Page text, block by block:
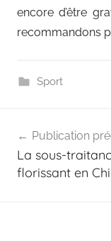
encore d’être
recommandons
Sport
de
l’article
Publication
La sous-
florissant en